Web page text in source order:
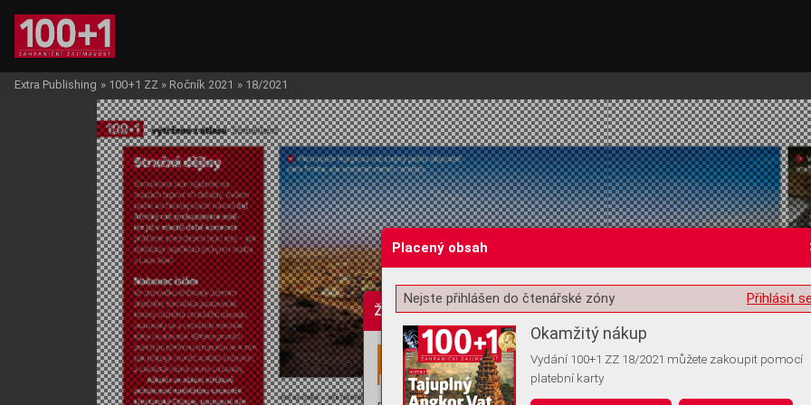
Žádost o souhlas s ukládáním volitelných informací
Extra Publishing » 100+1 ZZ » Ročník 2021 » 18/2021
Placený obsah
Přihlásit
Nejste přihlášen do čtenářské zóny
Okamžitý nákup
Vydání 100+1 ZZ 18/2021 můžete zakoupit pomocí
platební karty